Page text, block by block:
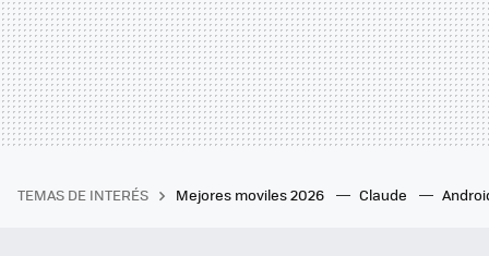
TEMAS DE INTERÉS Mejores moviles 2026 Claude